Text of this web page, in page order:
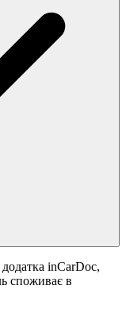
inCarDoc,
споживає в